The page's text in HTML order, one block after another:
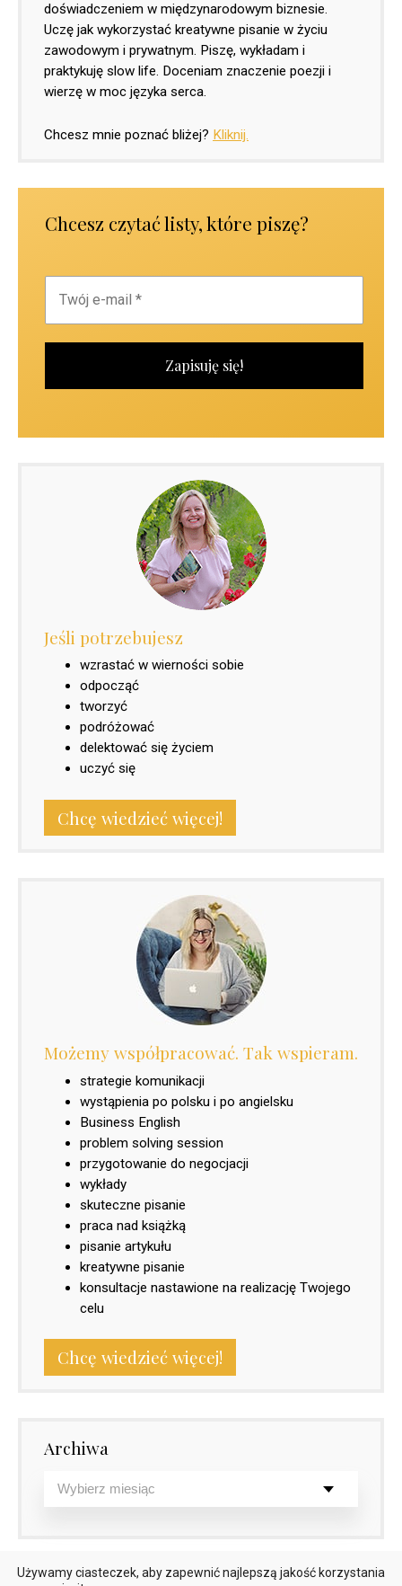
doświadczeniem w międzynarodowym biznesie.
Uczę jak wykorzystać kreatywne pisanie w życiu
zawodowym i prywatnym. Piszę, wykładam i
praktykuję slow life. Doceniam znaczenie poezji i
wierzę w moc języka serca.
Chcesz mnie poznać bliżej? Kliknij.
Chcesz czytać listy, które piszę?
Jeśli potrzebujesz
wzrastać w wierności sobie
odpocząć
tworzyć
podróżować
delektować się życiem
uczyć się
Chcę wiedzieć więcej!
Możemy współpracować. Tak wspieram.
strategie komunikacji
wystąpienia po polsku i po angielsku
Business English
problem solving session
przygotowanie do negocjacji
wykłady
skuteczne pisanie
praca nad książką
pisanie artykułu
kreatywne pisanie
konsultacje nastawione na realizację Twojego
celu
Chcę wiedzieć więcej!
Archiwa
Używamy ciasteczek, aby zapewnić najlepszą jakość korzystania